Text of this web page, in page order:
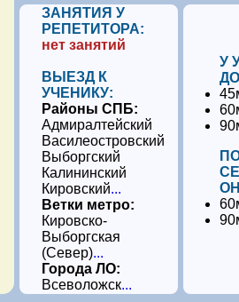
ЗАНЯТИЯ У
РЕПЕТИТОРА:
нет занятий
ВЫЕЗД К
УЧЕНИКУ:
Районы СПБ:
Адмиралтейский
Василеостровский
Выборгский
Калининский
Кировский...
Ветки метро:
Кировско-
Выборгская
(Север)...
Города ЛО:
Всеволожск...
У